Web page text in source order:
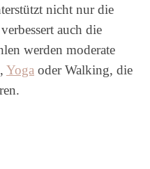
nicht nur die
auch die
werden moderate
Yoga oder Walking, die